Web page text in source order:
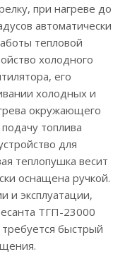
при нагреве до
автоматически
тепловой
холодного
его
холодных и
окружающего
топлива
для
теплопушка весит
оснащена ручкой.
и эксплуатации,
ТГП-23000
быстрый